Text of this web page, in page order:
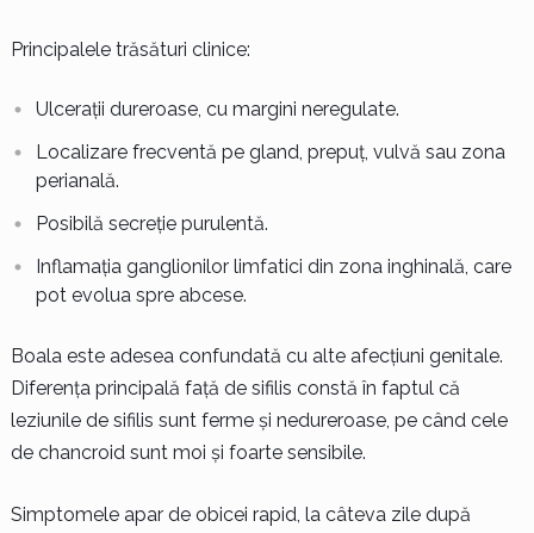
Principalele trăsături clinice:
Ulcerații dureroase, cu margini neregulate.
Localizare frecventă pe gland, prepuț, vulvă sau zona
perianală.
Posibilă secreție purulentă.
Inflamația ganglionilor limfatici din zona inghinală, care
pot evolua spre abcese.
Boala este adesea confundată cu alte afecțiuni genitale.
Diferența principală față de sifilis constă în faptul că
leziunile de sifilis sunt ferme și nedureroase, pe când cele
de chancroid sunt moi și foarte sensibile.
Simptomele apar de obicei rapid, la câteva zile după